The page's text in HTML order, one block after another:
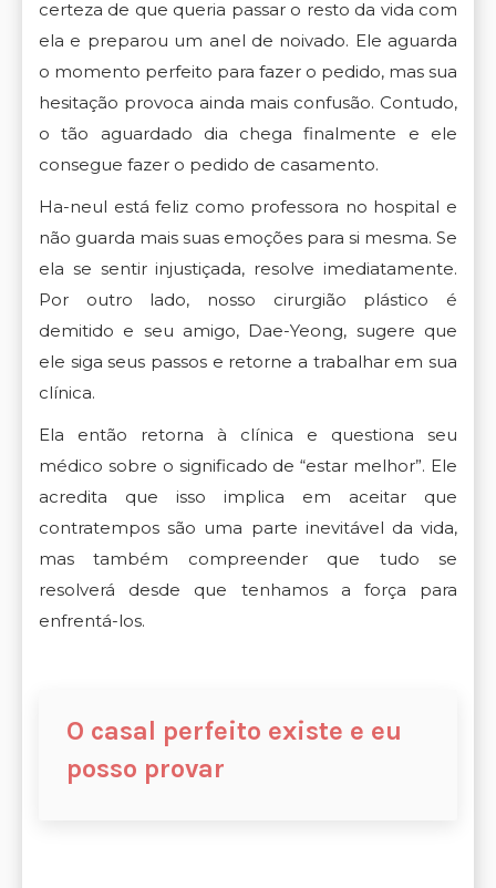
certeza de que queria passar o resto da vida com
ela e preparou um anel de noivado. Ele aguarda
o momento perfeito para fazer o pedido, mas sua
hesitação provoca ainda mais confusão. Contudo,
o tão aguardado dia chega finalmente e ele
consegue fazer o pedido de casamento.
Ha-neul está feliz como professora no hospital e
não guarda mais suas emoções para si mesma. Se
ela se sentir injustiçada, resolve imediatamente.
Por outro lado, nosso cirurgião plástico é
demitido e seu amigo, Dae-Yeong, sugere que
ele siga seus passos e retorne a trabalhar em sua
clínica.
Ela então retorna à clínica e questiona seu
médico sobre o significado de “estar melhor”. Ele
acredita que isso implica em aceitar que
contratempos são uma parte inevitável da vida,
mas também compreender que tudo se
resolverá desde que tenhamos a força para
enfrentá-los.
O casal perfeito existe e eu
posso provar